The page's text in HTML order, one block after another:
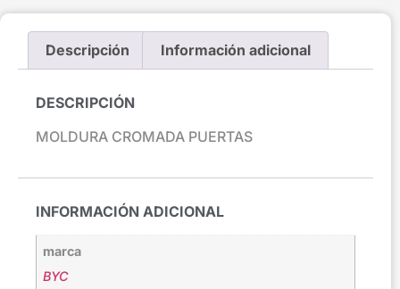
Descripción Información adicional
DESCRIPCIÓN
MOLDURA CROMADA PUERTAS
INFORMACIÓN ADICIONAL
marca
BYC